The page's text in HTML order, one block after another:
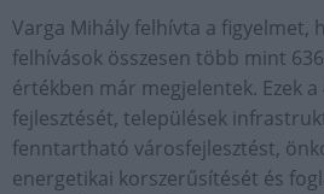
Varga Mihály felhívta a figyelmet,
felhívások összesen több mint
értékben már megjelentek. Ezek a
fejlesztését, települések
fenntartható városfejlesztést,
energetikai korszerűsítését és